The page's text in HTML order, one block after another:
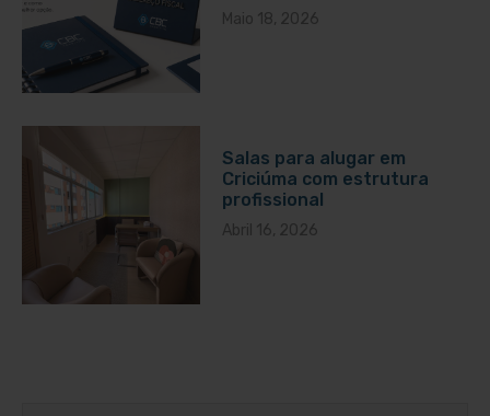
Maio 18, 2026
Salas para alugar em
Criciúma com estrutura
profissional
Abril 16, 2026